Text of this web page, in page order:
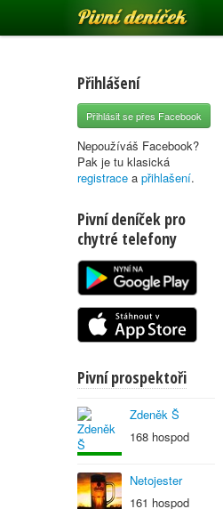
Pivní deníček
Přihlášení
Přihlásit se přes Facebook
Nepoužíváš Facebook?
Pak je tu klasická
registrace a přihlašení.
Pivní deníček pro
chytré telefony
Pivní prospektoři
Zdeněk Š
168 hospod
Netojester
161 hospod